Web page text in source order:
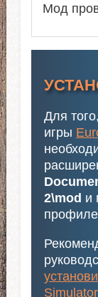
Мод
Для
игры
2\mod и
профиле